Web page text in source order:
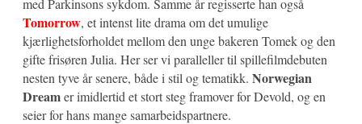
med Parkinsons sykdom. Samme år regisserte han også
Tomorrow, et intenst lite drama om det umulige
kjærlighetsforholdet mellom den unge bakeren Tomek og den
gifte frisøren Julia. Her ser vi paralleller til spillefilmdebuten
nesten tyve år senere, både i stil og tematikk. Norwegian
Dreamer imidlertid et stort steg framover for Devold, og en
seier for hans mange samarbeidspartnere.